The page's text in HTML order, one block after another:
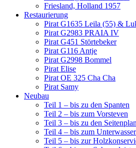
Friesland, Holland 1957
Restaurierung
Pirat G1635 Leila (55) &
Pirat G2983 PRAIA IV
Pirat G451 Störtebeker
Pirat G116 Antje
Pirat G2998 Bommel
Pirat Elise
Pirat OE 325 Cha Cha
Pirat Samy
Neubau
Teil 1 – bis zu den Spanten
Teil 2 – bis zum Vorsteven
Teil 3 – bis zu den
Teil 4 – bis zum
Teil 5 – bis zur